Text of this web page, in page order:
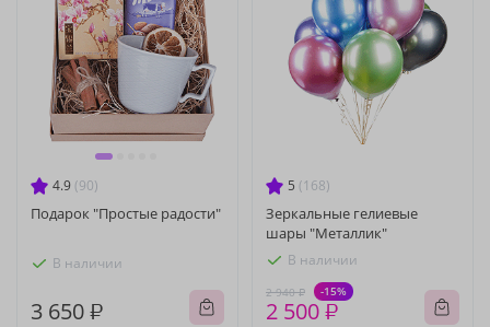
4.9 (90)
Подарок "Простые радости"
В наличии
3 650 ₽
5 (168)
Зеркальные гелиевые
шары "Металлик"
В наличии
2 940 ₽ -15%
2 500 ₽